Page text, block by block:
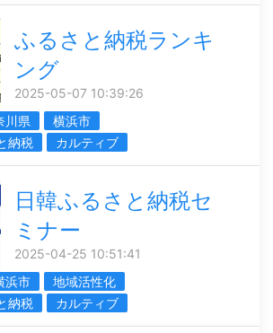
ふるさと納税ランキ
ング
2025-05-07 10:39:26
川県
横浜市
納税
カルティブ
日韓ふるさと納税セ
ミナー
2025-04-25 10:51:41
浜市
地域活性化
納税
カルティブ